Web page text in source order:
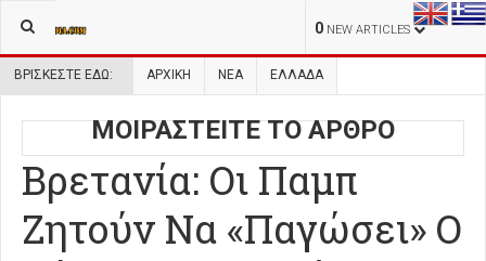
0 NEW ARTICLES
ΒΡΊΣΚΕΣΤΕ ΕΔΏ: ΑΡΧΙΚΉ ΝΕΑ ΕΛΛΑΔΑ
ΜΟΙΡΑΣΤΕΙΤΕ ΤΟ ΑΡΘΡΟ
Βρετανία: Οι Παμπ
Ζητούν Να «Παγώσει» Ο